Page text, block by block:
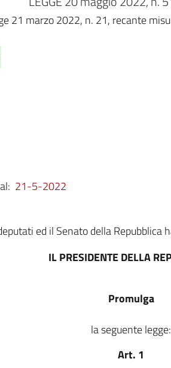
21 marzo 2022, n. 21, recante
21-5-2022
ed il Senato della Repubblica
IL PRESIDENTE DELLA
Promulga
la seguente legge:
Art. 1